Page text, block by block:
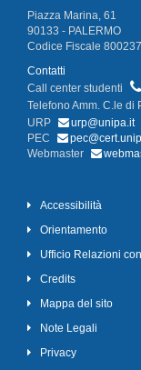
Piazza Marina, 61
90133 - PALERMO
Codice Fiscale
Contatti
Call center studenti
Telefono Amm. C.le di
URP
urp@unipa.it
PEC
Webmaster
Accessibilità
Orientamento
Ufficio Relazioni
Credits
Mappa del sito
Note Legali
Privacy